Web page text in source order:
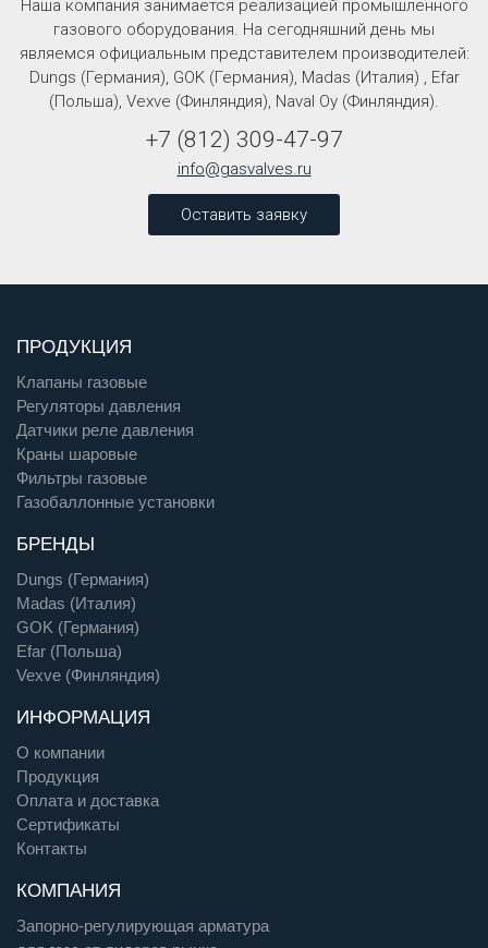
Наша компания занимается реализацией промышленного
газового оборудования. На сегодняшний день мы
являемся официальным представителем производителей:
Dungs (Германия), GOK (Германия), Madas (Италия) , Efar
(Польша), Vexve (Финляндия), Naval Oy (Финляндия).
+7 (812) 309-47-97
info@gasvalves.ru
Оставить заявку
ПРОДУКЦИЯ
Клапаны газовые
Регуляторы давления
Датчики реле давления
Краны шаровые
Фильтры газовые
Газобаллонные установки
БРЕНДЫ
Dungs (Германия)
Madas (Италия)
GOK (Германия)
Efar (Польша)
Vexve (Финляндия)
ИНФОРМАЦИЯ
О компании
Продукция
Оплата и доставка
Сертификаты
Контакты
КОМПАНИЯ
Запорно-регулирующая арматура